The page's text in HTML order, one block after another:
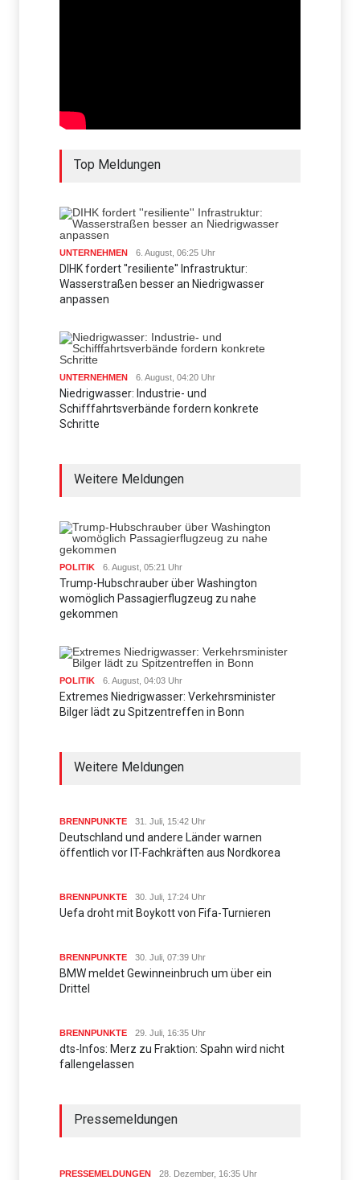
Top Meldungen
UNTERNEHMEN 6. August, 06:25 Uhr
DIHK fordert ''resiliente'' Infrastruktur:
Wasserstraßen besser an Niedrigwasser
anpassen
UNTERNEHMEN 6. August, 04:20 Uhr
Niedrigwasser: Industrie- und
Schifffahrtsverbände fordern konkrete
Schritte
Weitere Meldungen
POLITIK 6. August, 05:21 Uhr
Trump-Hubschrauber über Washington
womöglich Passagierflugzeug zu nahe
gekommen
POLITIK 6. August, 04:03 Uhr
Extremes Niedrigwasser: Verkehrsminister
Bilger lädt zu Spitzentreffen in Bonn
Weitere Meldungen
BRENNPUNKTE 31. Juli, 15:42 Uhr
Deutschland und andere Länder warnen
öffentlich vor IT-Fachkräften aus Nordkorea
BRENNPUNKTE 30. Juli, 17:24 Uhr
Uefa droht mit Boykott von Fifa-Turnieren
BRENNPUNKTE 30. Juli, 07:39 Uhr
BMW meldet Gewinneinbruch um über ein
Drittel
BRENNPUNKTE 29. Juli, 16:35 Uhr
dts-Infos: Merz zu Fraktion: Spahn wird nicht
fallengelassen
Pressemeldungen
PRESSEMELDUNGEN 28. Dezember, 16:35 Uhr